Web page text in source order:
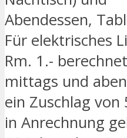
Abendessen,
Für elektrisches
Rm. 1.-
mittags und
ein Zuschlag
in Anrechnung